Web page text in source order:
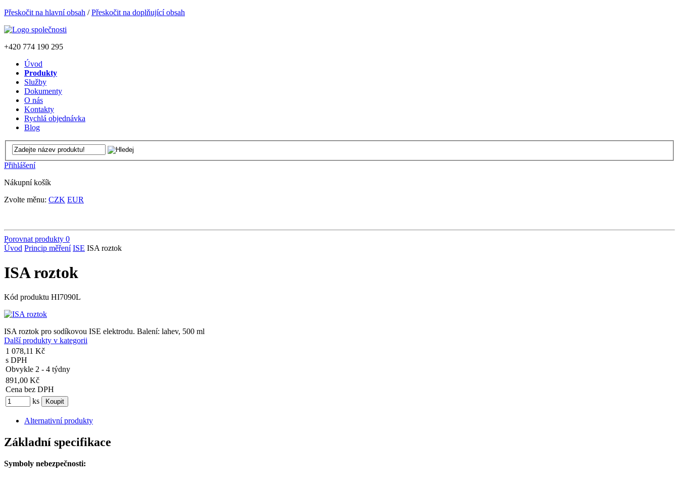
Přeskočit na hlavní obsah /Přeskočit na doplňující obsah
+420 774 190 295
Úvod
Produkty
Služby
Dokumenty
O nás
Kontakty
Rychlá objednávka
Blog
Přihlášení
Nákupní košík
Zvolte měnu: CZK EUR
Porovnat produkty 0
Úvod Princip měření ISE ISA roztok
ISA roztok
Kód produktu HI7090L
ISA roztok pro sodíkovou ISE elektrodu. Balení: lahev, 500 ml
Další produkty v kategorii
1 078,11 Kč
s DPH
Obvykle 2 - 4 týdny
891,00 Kč
Cena bez DPH
ks
Alternativní produkty
Základní specifikace
Symboly nebezpečnosti: